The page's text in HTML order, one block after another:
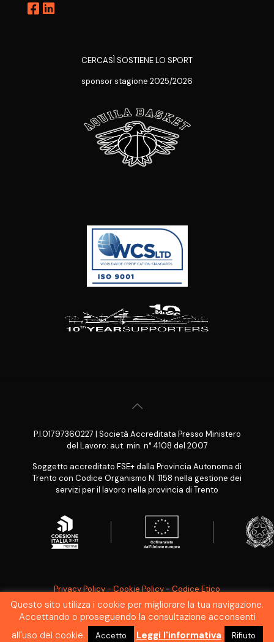
CERCASÌ SOSTIENE LO SPORT
sponsor stagione 2025/2026
P.I.01797360227 | Società Accreditata Presso Ministero
del Lavoro: aut. min. n° 4108 del 2007
Soggetto accreditato FSE+ dalla Provincia Autonoma di
Trento con Codice Organismo N. 1158 nella gestione dei
servizi per il lavoro nella provincia di Trento
Privacy Policy - Cookie Policy-Codice Etico
SEGNALAZIONE WHISTLEBLOWING
Questo sito utilizza i cookie per migliorare la tua navigazione.
Accettando o proseguendo la consultazione acconsenti
all'uso dei cookie.
Accetto Leggi l'informativa Rifiuto